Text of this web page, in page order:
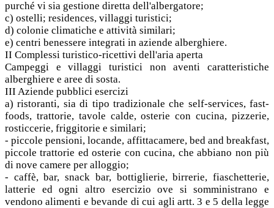
purché vi sia gestione diretta dell'albergatore;
c) ostelli; residences, villaggi turistici;
d) colonie climatiche e attività similari;
e) centri benessere integrati in aziende alberghiere.
II Complessi turistico-ricettivi dell'aria aperta
Campeggi e villaggi turistici non aventi caratteristiche
alberghiere e aree di sosta.
III Aziende pubblici esercizi
a) ristoranti, sia di tipo tradizionale che self-services, fast-
foods, trattorie, tavole calde, osterie con cucina, pizzerie,
rosticcerie, friggitorie e similari;
- piccole pensioni, locande, affittacamere, bed and breakfast,
piccole trattorie ed osterie con cucina, che abbiano non più
di nove camere per alloggio;
- caffè, bar, snack bar, bottiglierie, birrerie, fiaschetterie,
latterie ed ogni altro esercizio ove si somministrano e
vendono alimenti e bevande di cui agli artt. 3 e 5 della legge